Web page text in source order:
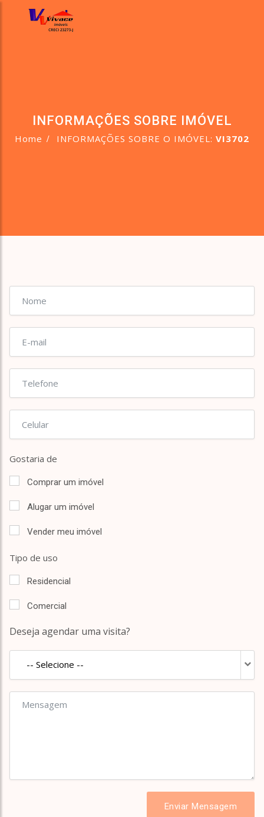
INFORMAÇÕES SOBRE IMÓVEL
Home INFORMAÇÕES SOBRE O IMÓVEL: VI3702
Gostaria de
Comprar um imóvel
Alugar um imóvel
Vender meu imóvel
Tipo de uso
Residencial
Comercial
Deseja agendar uma visita?
-- Selecione --
Enviar Mensagem